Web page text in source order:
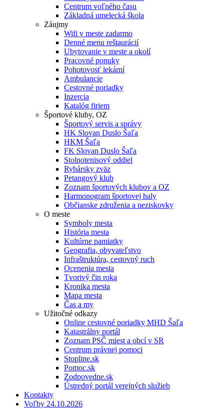
Centrum voľného času
Základná umelecká škola
Záujmy
Wifi v meste zadarmo
Denné menu reštaurácií
Ubytovanie v meste a okolí
Pracovné ponuky
Pohotovosť lekární
Ambulancie
Cestovné poriadky
Inzercia
Katalóg firiem
Športové kluby, OZ
Športový servis a správy
HK Slovan Duslo Šaľa
HKM Šaľa
FK Slovan Duslo Šaľa
Stolnotenisový oddiel
Rybársky zväz
Petangový klub
Zoznam športových klubov a OZ
Harmonogram športovej haly
Občianske združenia a neziskovky
O meste
Symboly mesta
História mesta
Kultúrne pamiatky
Geografia, obyvateľstvo
Infraštruktúra, cestovný ruch
Ocenenia mesta
Tvorivý čin roka
Kronika mesta
Mapa mesta
Čas a my
Užitočné odkazy
Online cestovné poriadky MHD Šaľa
Katastrálny portál
Zoznam PSČ miest a obcí v SR
Centrum právnej pomoci
Stopline.sk
Pomoc.sk
Zodpovedne.sk
Ústredný portál verejných služieb
Kontakty
Voľby 24.10.2026